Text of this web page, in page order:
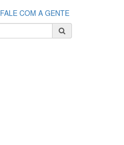
FALE COM A GENTE